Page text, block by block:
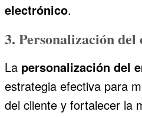
electrónico.
3. Personalización del
La personalización del
estrategia efectiva para
del cliente y fortalecer la